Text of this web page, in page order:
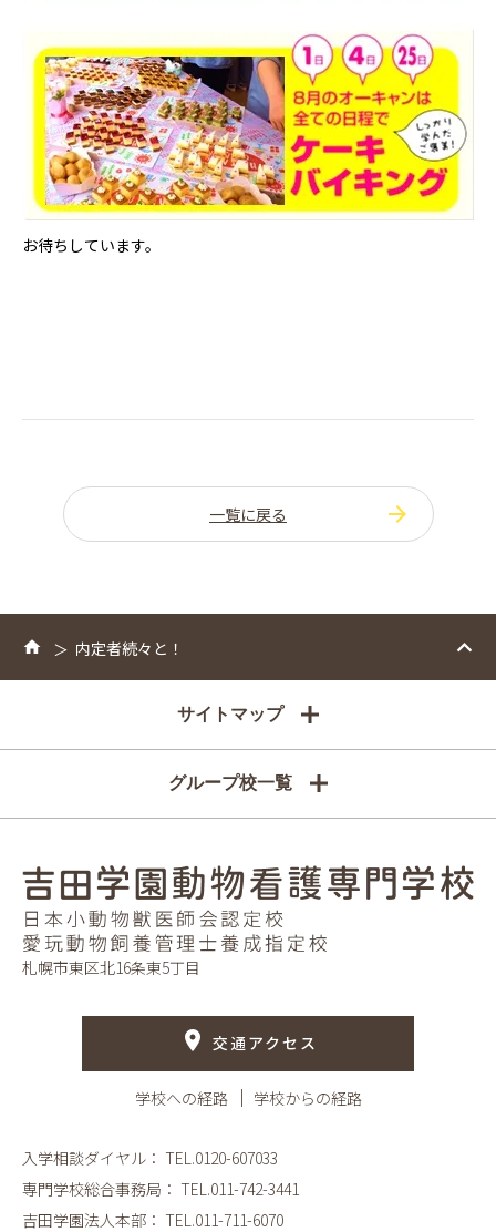
お待ちしています。
一覧に戻る
内定者続々と！
サイトマップ
グループ校一覧
札幌市東区北16条東5丁目
交通アクセス
学校への経路 学校からの経路
入学相談ダイヤル： TEL.0120-607033
専門学校総合事務局： TEL.011-742-3441
吉田学園法人本部： TEL.011-711-6070